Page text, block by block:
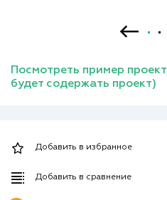
Посмотреть пример
будет содержать проект)
Добавить в избранное
Добавить в сравнение